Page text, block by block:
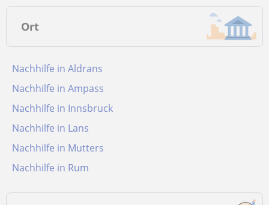
Ort
Nachhilfe in Aldrans
Nachhilfe in Ampass
Nachhilfe in Innsbruck
Nachhilfe in Lans
Nachhilfe in Mutters
Nachhilfe in Rum